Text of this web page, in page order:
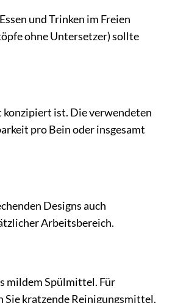
und Trinken im Freien
ohne Untersetzer) sollte
konzipiert ist. Die verwendeten
pro Bein oder insgesamt
Designs auch
Arbeitsbereich.
mildem Spülmittel. Für
Sie kratzende Reinigungsmittel.